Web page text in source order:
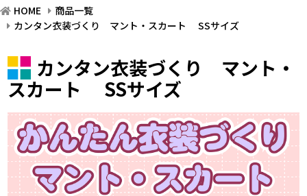
HOME
商品一覧
カンタン衣装づくり マント・スカート SSサイズ
カンタン衣装づくり マント・
スカート SSサイズ